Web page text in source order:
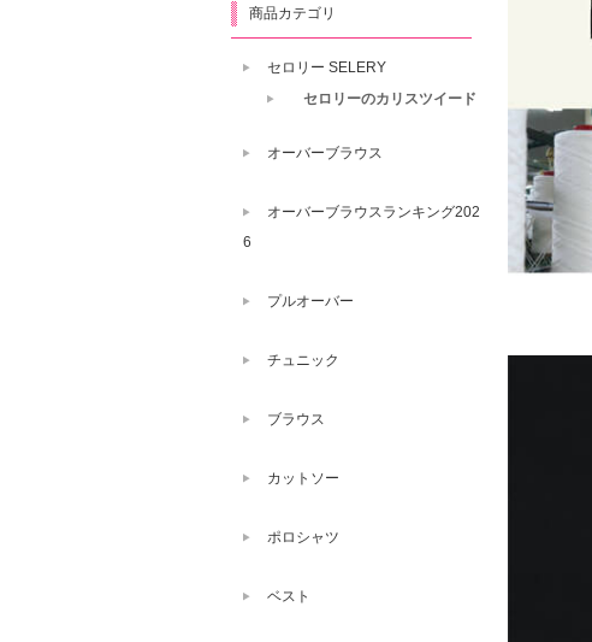
商品カテゴリ
セロリー SELERY
セロリーのカリスツイード
オーバーブラウス
オーバーブラウスランキング202
6
プルオーバー
チュニック
ブラウス
カットソー
ポロシャツ
ベスト